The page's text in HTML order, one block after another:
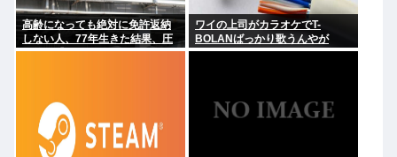
高齢になっても絶対に免許返納
しない人、77年生きた結果、圧
倒的な『そうはならんやろ』で
ワイの上司がカラオケでT-
BOLANばっかり歌うんやが